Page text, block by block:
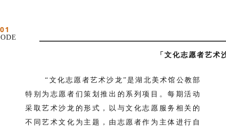
01
「文化志愿者艺术
“文化志愿者艺术沙龙”是湖北美术馆公教部
特别为志愿者们策划推出的系列项目。每期活动
采取艺术沙龙的形式，以与文化志愿服务相关的
不同艺术文化为主题， 由志愿者作为主体进行自